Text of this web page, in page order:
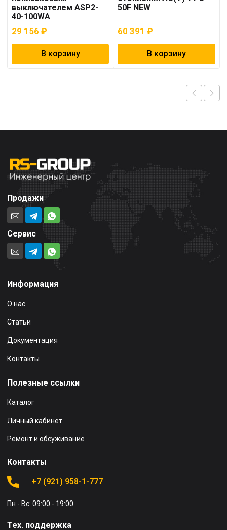
выключателем ASP2-
40-100WA
29 156 ₽
В корзину
50F NEW
60 391₽
В корзину
Продажи
Сервис
Информация
О нас
Статьи
Документация
Контакты
Полезные ссылки
Каталог
Личный кабинет
Ремонт и обсуживание
Контакты
+7 (921) 958-1-777
Пн - Вс: 09:00 - 19:00
Тех. поддержка